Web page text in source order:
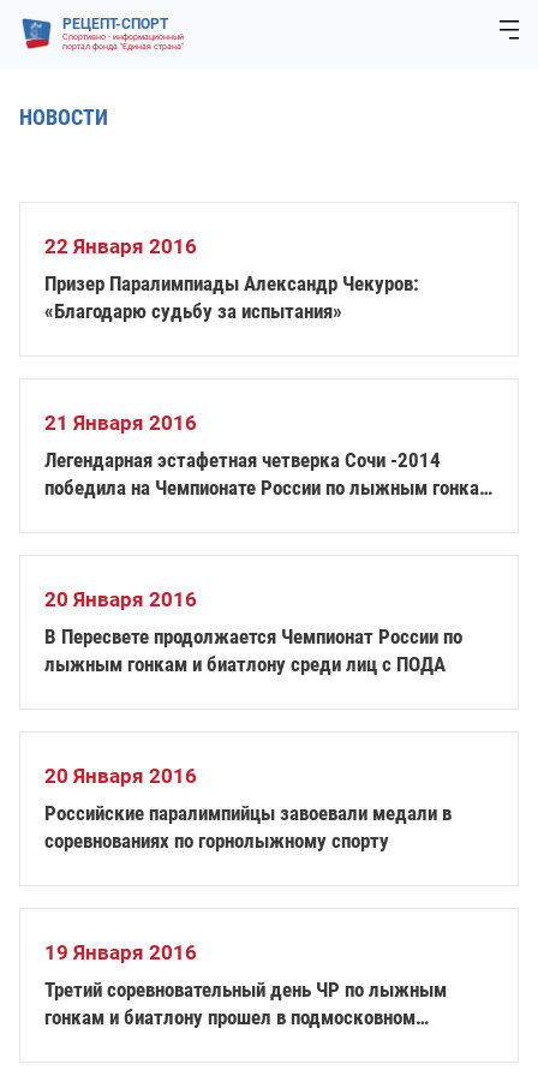
РЕЦЕПТ-СПОРТ
Спортивно - информационный
портал фонда "Единая страна"
НОВОСТИ
22 Января 2016
Призер Паралимпиады Александр Чекуров:
«Благодарю судьбу за испытания»
21 Января 2016
Легендарная эстафетная четверка Сочи -2014
победила на Чемпионате России по лыжным гонкам
20 Января 2016
В Пересвете продолжается Чемпионат России по
лыжным гонкам и биатлону среди лиц с ПОДА
20 Января 2016
Российские паралимпийцы завоевали медали в
соревнованиях по горнолыжному спорту
19 Января 2016
Третий соревновательный день ЧР по лыжным
гонкам и биатлону прошел в подмосковном